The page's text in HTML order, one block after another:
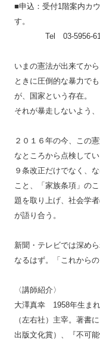
■申込：受付1階案内カ
す。
Tel 03-5956-
いまの憲法が出来てか
ときに圧倒的な暴力で
が、国家という存在。
それが暴走しないよう
２０１６年の今、この
なところから点検して
９条改正だけでなく、
こと、「家族条項」の
題を取り上げ、社会学
が語り合う。
新聞・テレビでは深め
なるはず。「これから
〈講師紹介〉
大澤真幸 1958年生まれ
（左右社）主宰。著書
出版文化賞）、『不可